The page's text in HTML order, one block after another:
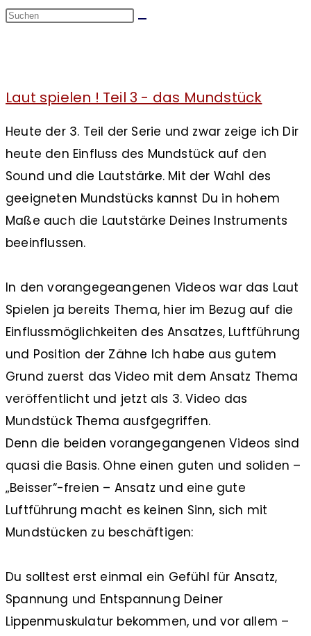
Laut spielen ! Teil 3 - das Mundstück
Heute der 3. Teil der Serie und zwar zeige ich Dir
heute den Einfluss des Mundstück auf den
Sound und die Lautstärke. Mit der Wahl des
geeigneten Mundstücks kannst Du in hohem
Maße auch die Lautstärke Deines Instruments
beeinflussen.
In den vorangegeangenen Videos war das Laut
Spielen ja bereits Thema, hier im Bezug auf die
Einflussmöglichkeiten des Ansatzes, Luftführung
und Position der Zähne Ich habe aus gutem
Grund zuerst das Video mit dem Ansatz Thema
veröffentlicht und jetzt als 3. Video das
Mundstück Thema ausfgegriffen.
Denn die beiden vorangegangenen Videos sind
quasi die Basis. Ohne einen guten und soliden –
„Beisser“-freien – Ansatz und eine gute
Luftführung macht es keinen Sinn, sich mit
Mundstücken zu beschäftigen:
Du solltest erst einmal ein Gefühl für Ansatz,
Spannung und Entspannung Deiner
Lippenmuskulatur bekommen, und vor allem –